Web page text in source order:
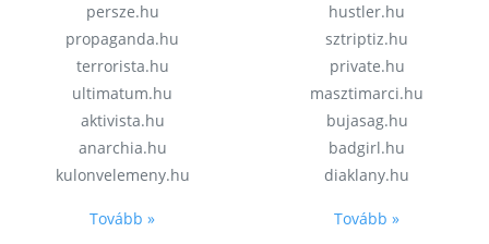
persze.hu
propaganda.hu
terrorista.hu
ultimatum.hu
aktivista.hu
anarchia.hu
kulonvelemeny.hu
Tovább »
hustler.hu
sztriptiz.hu
private.hu
masztimarci.hu
bujasag.hu
badgirl.hu
diaklany.hu
Tovább »